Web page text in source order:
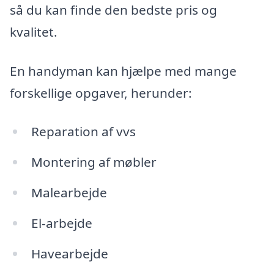
så du kan finde den bedste pris og
kvalitet.
En handyman kan hjælpe med mange
forskellige opgaver, herunder:
Reparation af vvs
Montering af møbler
Malearbejde
El-arbejde
Havearbejde